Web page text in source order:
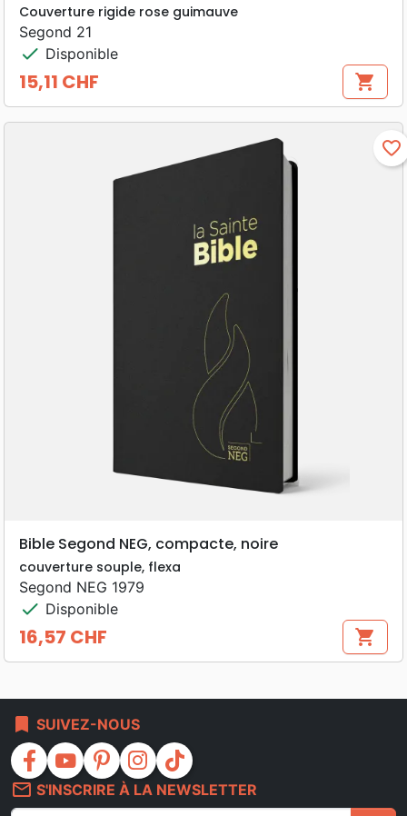
Couverture rigide rose guimauve
Segond 21
check Disponible
Prix
15,11 CHF shopping_cart
favorite_border
Bible Segond NEG, compacte, noire
couverture souple, flexa
Segond NEG 1979
check Disponible
Prix
16,57 CHF shopping_cart
bookmark SUIVEZ-NOUS
facebook youtube pinterest instagram
tiktok
mail_outline S'INSCRIRE À LA NEWSLETTER